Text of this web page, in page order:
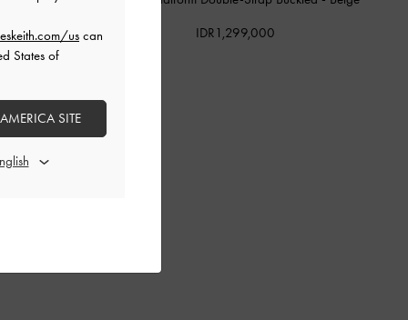
IDR1,299,000
us can
States of
SITE